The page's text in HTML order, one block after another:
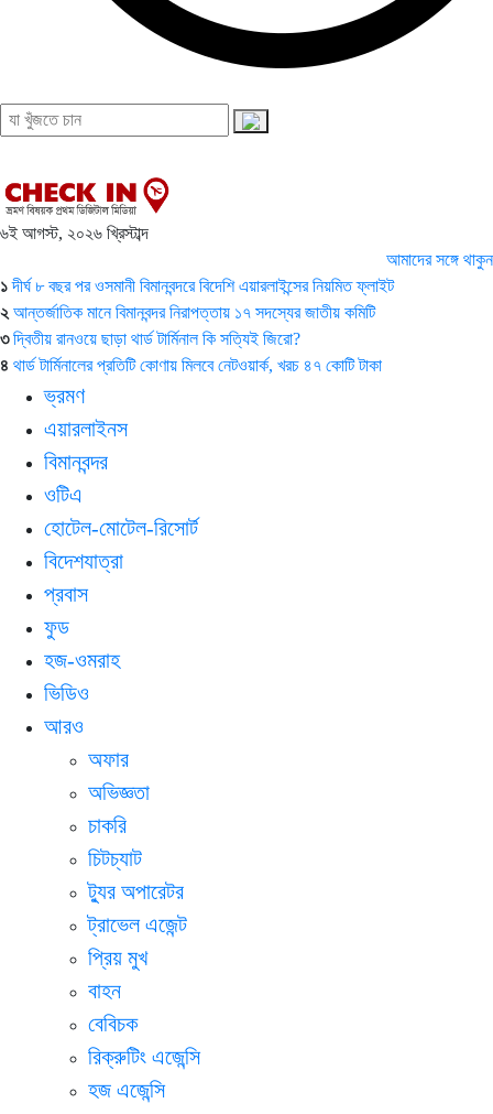
৬ই আগস্ট, ২০২৬ খ্রিস্টাব্দ
আমাদের সঙ্গে থাকুন
১ দীর্ঘ ৮ বছর পর ওসমানী বিমানবন্দরে বিদেশি এয়ারলাইন্সের নিয়মিত ফ্লাইট
২ আন্তর্জাতিক মানে বিমানবন্দর নিরাপত্তায় ১৭ সদস্যের জাতীয় কমিটি
৩ দ্বিতীয় রানওয়ে ছাড়া থার্ড টার্মিনাল কি সত্যিই জিরো?
৪ থার্ড টার্মিনালের প্রতিটি কোণায় মিলবে নেটওয়ার্ক, খরচ ৪৭ কোটি টাকা
ভ্রমণ
এয়ারলাইনস
বিমানবন্দর
ওটিএ
হোটেল-মোটেল-রিসোর্ট
বিদেশযাত্রা
প্রবাস
ফুড
হজ-ওমরাহ
ভিডিও
আরও
অফার
অভিজ্ঞতা
চাকরি
চিটচ্যাট
ট্যুর অপারেটর
ট্রাভেল এজেন্ট
প্রিয় মুখ
বাহন
বেবিচক
রিক্রুটিং এজেন্সি
হজ এজেন্সি